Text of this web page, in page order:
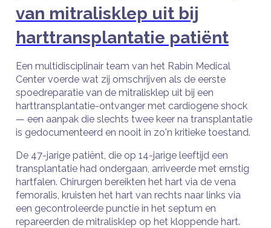
van mitralisklep uit bij
harttransplantatie patiënt
Een multidisciplinair team van het Rabin Medical
Center voerde wat zij omschrijven als de eerste
spoedreparatie van de mitralisklep uit bij een
harttransplantatie-ontvanger met cardiogene shock
— een aanpak die slechts twee keer na transplantatie
is gedocumenteerd en nooit in zo'n kritieke toestand.
De 47-jarige patiënt, die op 14-jarige leeftijd een
transplantatie had ondergaan, arriveerde met ernstig
hartfalen. Chirurgen bereikten het hart via de vena
femoralis, kruisten het hart van rechts naar links via
een gecontroleerde punctie in het septum en
repareerden de mitralisklep op het kloppende hart.